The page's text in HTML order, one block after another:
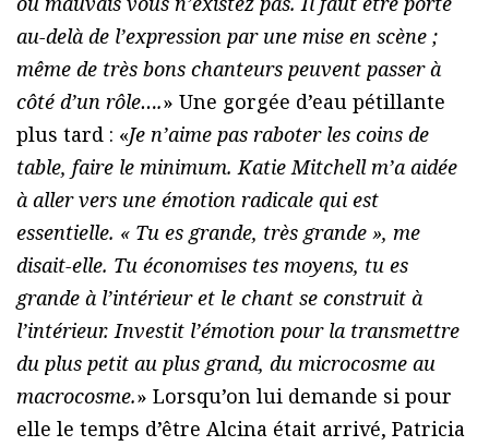
au-delà de l’expression par une mise en scène ;
même de très bons chanteurs peuvent passer à
côté d’un rôle….» Une gorgée d’eau pétillante
plus tard : «Je n’aime pas raboter les coins de
table, faire le minimum. Katie Mitchell m’a aidée
à aller vers une émotion radicale qui est
essentielle. « Tu es grande, très grande », me
disait-elle. Tu économises tes moyens, tu es
grande à l’intérieur et le chant se construit à
l’intérieur. Investit l’émotion pour la transmettre
du plus petit au plus grand, du microcosme au
macrocosme.» Lorsqu’on lui demande si pour
elle le temps d’être Alcina était arrivé, Patricia